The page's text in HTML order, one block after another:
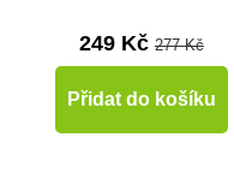
249 Kč 277 Kč
Přidat do košíku